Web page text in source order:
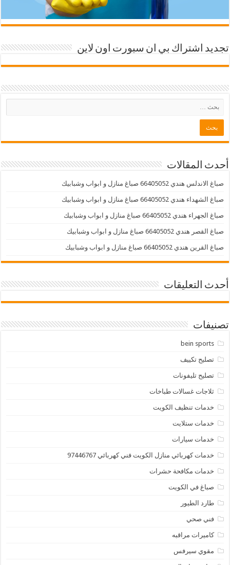
تجديد اشتراك بي ان سبورت اون لاين
أحدث المقالات
صباغ الاندلس هندي 66405052 صباغ منازل و ابواب وشبابيك
صباغ الشهداء هندي 66405052 صباغ منازل و ابواب وشبابيك
صباغ الجهراء هندي 66405052 صباغ منازل و ابواب وشبابيك
صباغ القصر هندي 66405052 صباغ منازل و ابواب وشبابيك
صباغ القرين هندي 66405052 صباغ منازل و ابواب وشبابيك
أحدث التعليقات
تصنيفات
bein sports
تصليح تكييف
تصليح تليفونات
ثلاجات غسالات طباخات
خدمات تنظيف الكويت
خدمات ستلايت
خدمات سيارات
خدمات كهربائي منازل الكويت فني كهربائي 97446767
خدمات مكافحة حشرات
صباغ في الكويت
طارد الطيور
فني صحي
كاميرات مراقبه
مقوي سيرفس